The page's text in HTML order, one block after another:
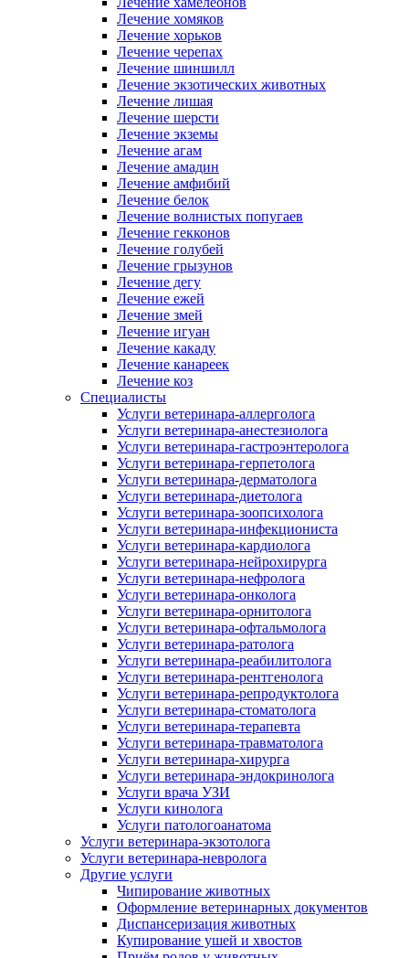
Лечение хомяков
Лечение хорьков
Лечение черепах
Лечение шиншилл
Лечение экзотических животных
Лечение лишая
Лечение шерсти
Лечение экземы
Лечение агам
Лечение амадин
Лечение амфибий
Лечение белок
Лечение волнистых попугаев
Лечение гекконов
Лечение голубей
Лечение грызунов
Лечение дегу
Лечение ежей
Лечение змей
Лечение игуан
Лечение какаду
Лечение канареек
Лечение коз
Специалисты
Услуги ветеринара-аллерголога
Услуги ветеринара-анестезиолога
Услуги ветеринара-гастроэнтеролога
Услуги ветеринара-герпетолога
Услуги ветеринара-дерматолога
Услуги ветеринара-диетолога
Услуги ветеринара-зоопсихолога
Услуги ветеринара-инфекциониста
Услуги ветеринара-кардиолога
Услуги ветеринара-нейрохирурга
Услуги ветеринара-нефролога
Услуги ветеринара-онколога
Услуги ветеринара-орнитолога
Услуги ветеринара-офтальмолога
Услуги ветеринара-ратолога
Услуги ветеринара-реабилитолога
Услуги ветеринара-рентгенолога
Услуги ветеринара-репродуктолога
Услуги ветеринара-стоматолога
Услуги ветеринара-терапевта
Услуги ветеринара-травматолога
Услуги ветеринара-хирурга
Услуги ветеринара-эндокринолога
Услуги врача УЗИ
Услуги кинолога
Услуги патологоанатома
Услуги ветеринара-экзотолога
Услуги ветеринара-невролога
Другие услуги
Чипирование животных
Оформление ветеринарных документов
Диспансеризация животных
Купирование ушей и хвостов